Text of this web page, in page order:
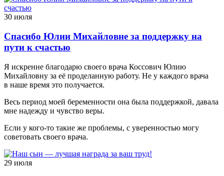
30 июля
Спасибо Юлии Михайловне за поддержку на
пути к счастью
Я искренне благодарю своего врача Коссович Юлию
Михайловну за её проделанную работу. Не у каждого врача
в наше время это получается.
Весь период моей беременности она была поддержкой, давала
мне надежду и чувство веры.
Если у кого-то такие же проблемы, с уверенностью могу
советовать своего врача.
29 июля